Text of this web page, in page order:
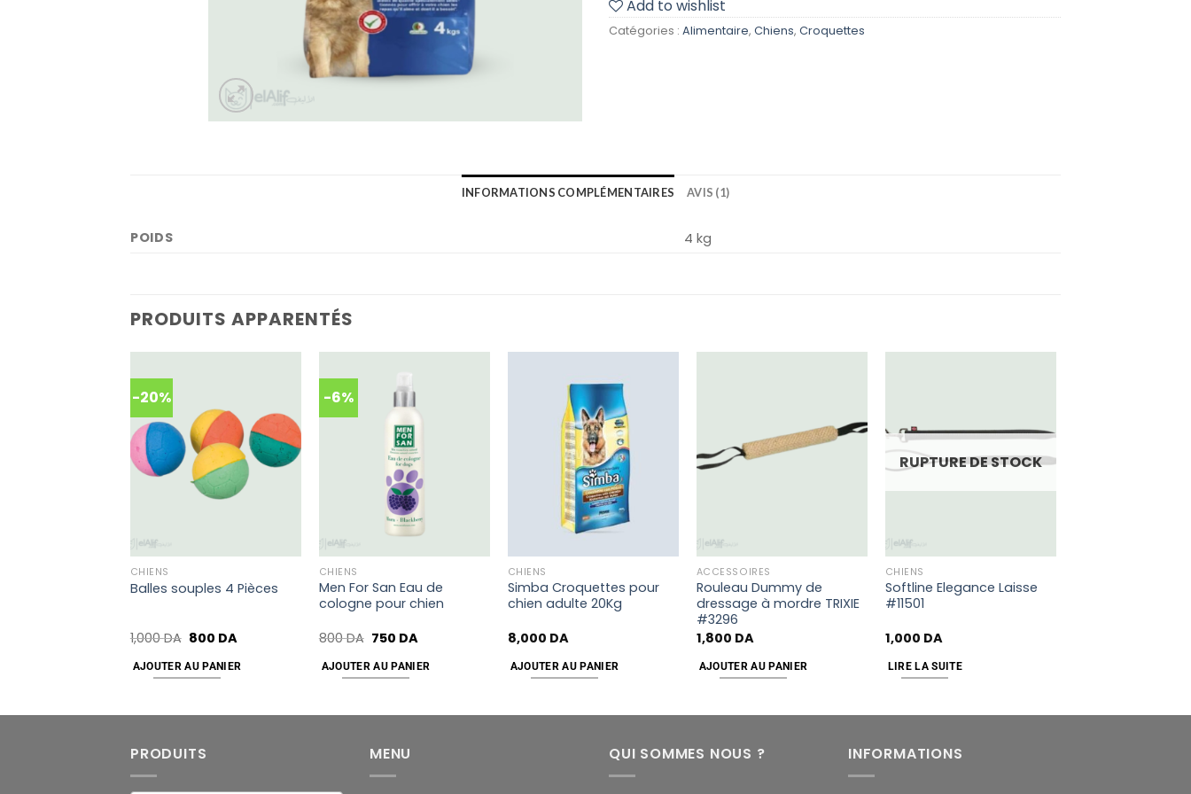
Add to wishlist
Catégories : Alimentaire, Chiens, Croquettes
INFORMATIONS COMPLÉMENTAIRES AVIS (1)
POIDS 4 kg
PRODUITS APPARENTÉS
-20%
to
wishlist
CHIENS
Balles souples 4 Pièces
1,000DA 800 DA
AJOUTER AU PANIER
-6%
CHIENS
Men For San Eau de
cologne pour chien
800DA 750 DA
AJOUTER AU PANIER
wishlist
CHIENS
Simba Croquettes pour
chien adulte 20Kg
8,000 DA
AJOUTER AU PANIER
wishlist
ACCESSOIRES
Rouleau Dummy de
dressage à mordre TRIXIE
#3296
1,800 DA
AJOUTER AU PANIER
RUPTURE DE STOCK
CHIENS
Softline Elegance Laisse
#11501
1,000 DA
LIRE LA SUITE
PRODUITS MENU QUI SOMMES NOUS ? INFORMATIONS